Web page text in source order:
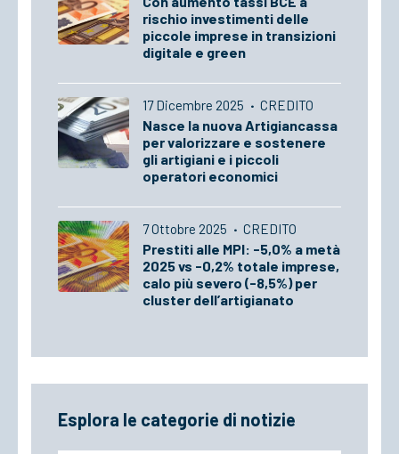
rischio investimenti delle
piccole imprese in transizioni
digitale e green
17 Dicembre 2025 · CREDITO
Nasce la nuova Artigiancassa
per valorizzare e sostenere
gli artigiani e i piccoli
operatori economici
7 Ottobre 2025 · CREDITO
Prestiti alle MPI: -5,0% a metà
2025 vs -0,2% totale imprese,
calo più severo (-8,5%) per
cluster dell’artigianato
Esplora le categorie di notizie